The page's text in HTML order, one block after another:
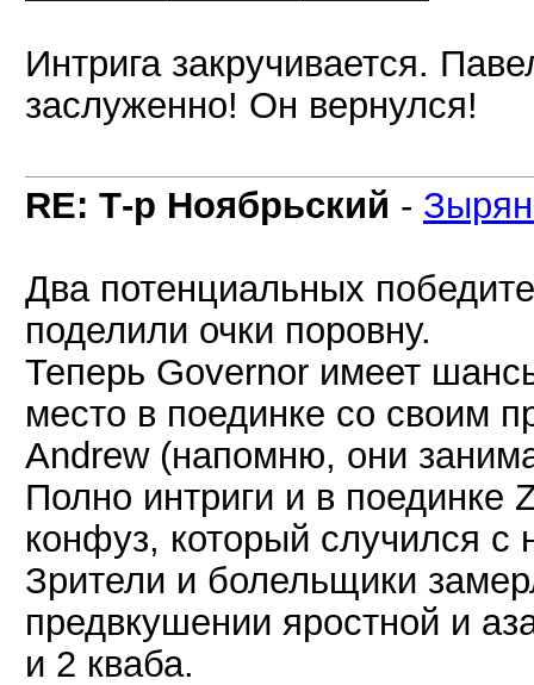
Интрига закручивается.
заслуженно! Он вернулся!
RE: Т-р Ноябрьский -
Два потенциальных
поделили очки поровну.
Теперь Governor имеет
место в поединке со своим
Andrew (напомню, они
Полно интриги и в
конфуз, который случился с
Зрители и болельщики
предвкушении яростной и
и 2 кваба.